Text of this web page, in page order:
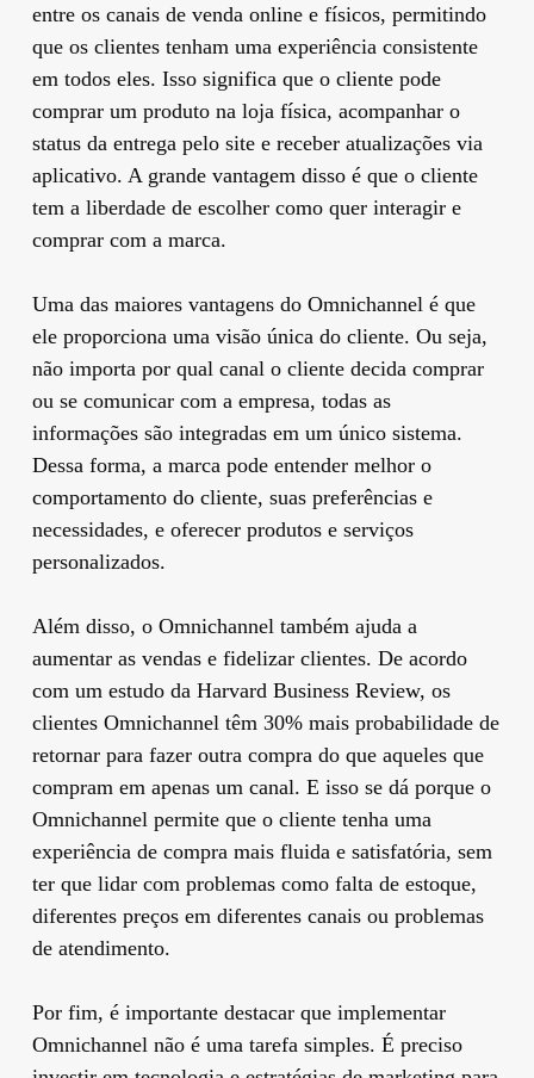
entre os canais de venda online e físicos, permitindo
que os clientes tenham uma experiência consistente
em todos eles. Isso significa que o cliente pode
comprar um produto na loja física, acompanhar o
status da entrega pelo site e receber atualizações via
aplicativo. A grande vantagem disso é que o cliente
tem a liberdade de escolher como quer interagir e
comprar com a marca.
Uma das maiores vantagens do Omnichannel é que
ele proporciona uma visão única do cliente. Ou seja,
não importa por qual canal o cliente decida comprar
ou se comunicar com a empresa, todas as
informações são integradas em um único sistema.
Dessa forma, a marca pode entender melhor o
comportamento do cliente, suas preferências e
necessidades, e oferecer produtos e serviços
personalizados.
Além disso, o Omnichannel também ajuda a
aumentar as vendas e fidelizar clientes. De acordo
com um estudo da Harvard Business Review, os
clientes Omnichannel têm 30% mais probabilidade de
retornar para fazer outra compra do que aqueles que
compram em apenas um canal. E isso se dá porque o
Omnichannel permite que o cliente tenha uma
experiência de compra mais fluida e satisfatória, sem
ter que lidar com problemas como falta de estoque,
diferentes preços em diferentes canais ou problemas
de atendimento.
Por fim, é importante destacar que implementar
Omnichannel não é uma tarefa simples. É preciso